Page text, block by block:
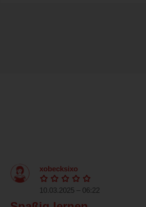
xobecksixo
10.03.2025 – 06:22